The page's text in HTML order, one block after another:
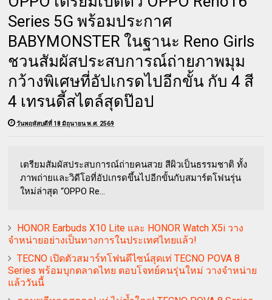
Series 5G พร้อมประกาศ
BABYMONSTER ในฐานะ Reno Girls
ชวนสัมผัสประสบการณ์ถ่ายภาพมุม
กว้างพิเศษที่อัปเกรดไปอีกขั้น กับ 4 สี
4 เทรนดี้สไตล์สุดป๊อป
วันพฤหัสบดีที่ 18 มิถุนายน พ.ศ. 2569
เตรียมสัมผัสประสบการณ์ถ่ายคนสวย สีผิวเป็นธรรมชาติ ทั้ง
ภาพถ่ายและวิดีโอที่อัปเกรดขึ้นไปอีกขั้นกับสมาร์ตโฟนรุ่น
ใหม่ล่าสุด “OPPO Re...
HONOR Earbuds X10 Lite และ HONOR Watch X5i วาง
จำหน่ายอย่างเป็นทางการในประเทศไทยแล้ว!
TECNO เปิดตัวสมาร์ทโฟนดีไซน์สุดเท่ TECNO POVA 8
Series พร้อมบุกตลาดไทย ตอบโจทย์คนรุ่นใหม่ วางจำหน่าย
แล้ววันนี้